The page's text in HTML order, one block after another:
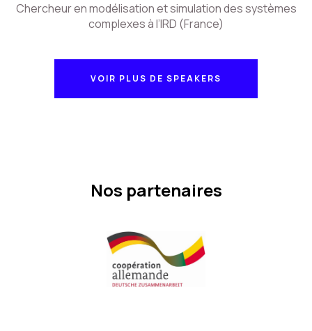
Chercheur en modélisation et simulation des systèmes
complexes à l’IRD (France)
VOIR PLUS DE SPEAKERS
Nos partenaires